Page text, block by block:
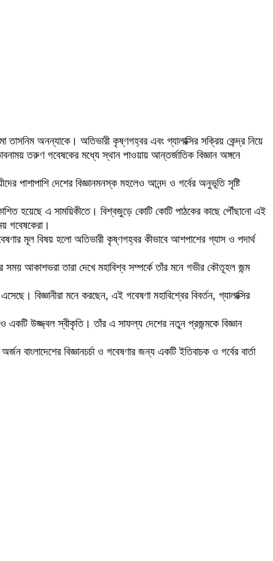
তাসনিম অনন্যাকে। অতিভারী কৃষ্ণগহ্বর এবং গ্যালাক্সির সক্রিয় কেন্দ্র নিয়ে
তরুণ গবেষকের মধ্যে স্থান পাওয়ায় আন্তর্জাতিক বিজ্ঞান অঙ্গনে
দেশের বিজ্ঞানমনস্ক মহলেও আনন্দ ও গর্বের অনুভূতি সৃষ্টি
হয়েছে এ সাময়িকীতে। বিশ্বজুড়ে কোটি কোটি পাঠকের কাছে পৌঁছানো এই
গবেষকেরা।
মূল বিষয় হলো অতিভারী কৃষ্ণগহ্বর কীভাবে আশপাশের গ্যাস ও পদার্থ
সময় আকাশভরা তারা দেখে মহাবিশ্ব সম্পর্কে তাঁর মনে গভীর কৌতূহল জন্ম
বিজ্ঞানীরা মনে করছেন, এই গবেষণা মহাবিশ্বের বিবর্তন, গ্যালাক্সির
একটি উজ্জ্বল স্বীকৃতি। তাঁর এ সাফল্য দেশের নতুন প্রজন্মকে বিজ্ঞান
বিজ্ঞানচর্চা ও গবেষণার জন্য একটি ইতিবাচক ও গর্বের বার্তা